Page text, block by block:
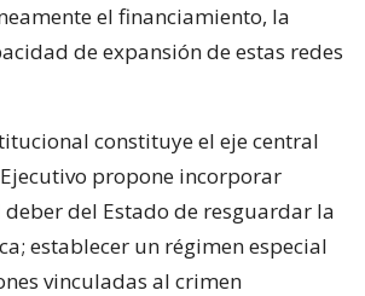
el financiamiento, la
de expansión de estas redes
constituye el eje central
propone incorporar
del Estado de resguardar la
establecer un régimen especial
vinculadas al crimen